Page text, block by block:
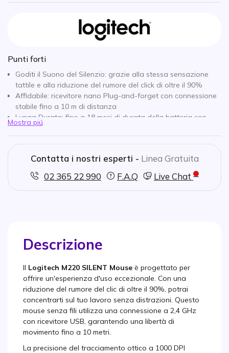
Punti forti
Goditi il Suono del Silenzio: grazie alla stessa sensazione
tattile e alla riduzione del rumore del click di oltre il 90%
Affidabile: ricevitore nano Plug-and-forget con connessione
stabile fino a 10 m di distanza
Lunga Durata: fino a 18 mesi di durata della batteria con
tecnologia ad alta efficienza energetica
Design Ambidestro: ergonomico e adatto a utenti destrorsi e
Ampia Compatibilità: compatibile con Windows, macOS,
ChromeOS e Linux
Batteria inclusa per un utilizzo immediato
Guida utente inclusa
Mostra piú
Contatta i nostri esperti - Linea Gratuita
02 365 22 990
F.A.Q Live Chat
Descrizione
Il Logitech M220 SILENT Mouse è progettato per
offrire un'esperienza d'uso eccezionale. Con una
riduzione del rumore del clic di oltre il 90%, potrai
concentrarti sul tuo lavoro senza distrazioni. Questo
mouse senza fili utilizza una connessione a 2,4 GHz
con ricevitore USB, garantendo una libertà di
movimento fino a 10 metri.
La precisione del tracciamento ottico a 1000 DPI